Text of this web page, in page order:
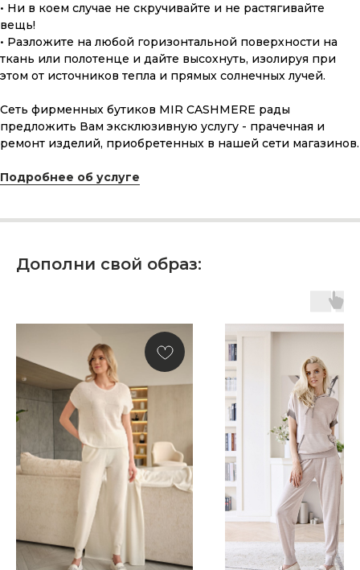
• Ни в коем случае не скручивайте и не растягивайте
вещь!
• Разложите на любой горизонтальной поверхности на
ткань или полотенце и дайте высохнуть, изолируя при
этом от источников тепла и прямых солнечных лучей.
Сеть фирменных бутиков MIR CASHMERE рады
предложить Вам эксклюзивную услугу - прачечная и
ремонт изделий, приобретенных в нашей сети магазинов.
Подробнее об услуге
Дополни свой образ:
ПОДАРОЧНАЯ КАРТА
Что может быть лучше подарка,
сделанного с любовью, теплом
Скидка 10% за подписку
на Телеграм канал
Хотите быть в курсе всех новинок
и акций, подпишитесь на email рассылку
Новинки, акции, подарки
и модный журнал — всё это
в нашем телеграмм канале:
MIR CASHMERE Official